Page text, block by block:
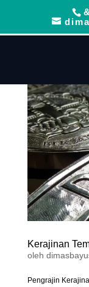
Kerajinan
oleh
Pengrajin